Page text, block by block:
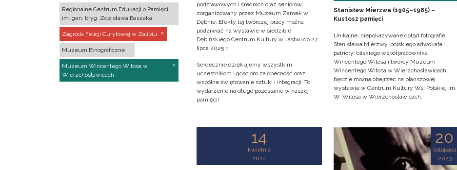
Regionalne Centrum Edukacji o Pamięci
im. gen. bryg. Zdzisława Baszaka
Zagroda Felicji Curyłowej w Zalipiu
Muzeum Etnograficzne
Muzeum Wincentego Witosa w
Wierzchosławicach
podstawowych i średnich oraz seniorów,
zorganizowany przez Muzeum Zamek w
Dębnie. Efekty tej twórczej pracy można
podziwiać na wystawie w siedzibie
Dębińskiego Centrum Kultury w Jastwi do 27
lipca 2025 r.
Serdecznie dziękujemy wszystkim
uczestnikom i gościom za obecność oraz
wspólne świętowanie sztuki i integracji. To
wydarzenie na długo pozostanie w naszej
pamięci!
Stanisław Mierzwa (1905–1985) –
Kustosz pamięci
Unikalne, niepokazywane dotąd fotografie
Stanisława Mierzwy, polskiego adwokata,
patrioty, bliskiego współpracownika
Wincentego Witosa i twórcy Muzeum
Wincentego Witosa w Wierzchosławicach
będzie można obejrzeć na planszowej
wystawie w Centrum Kultury Wsi Polskiej im.
W. Witosa w Wierzchosławicach.
14
kwietnia
2024
20
listopada
2023